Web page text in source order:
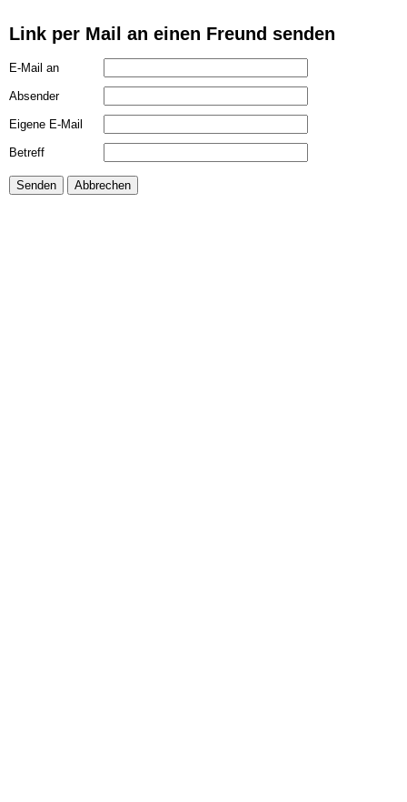
Link per Mail an einen Freund senden
E-Mail an
Absender
Eigene E-Mail
Betreff
Senden Abbrechen